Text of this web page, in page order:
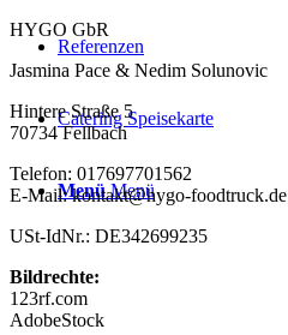
Referenzen
Catering Speisekarte
Menü Menü
HYGO GbR
Jasmina Pace & Nedim Solunovic
Hintere Straße 5
70734 Fellbach
Telefon: 017697701562
E-Mail: kontakt@hygo-foodtruck.de
USt-IdNr.: DE342699235
Bildrechte:
123rf.com
AdobeStock